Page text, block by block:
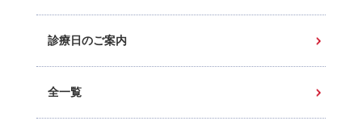
診療日のご案内
全一覧